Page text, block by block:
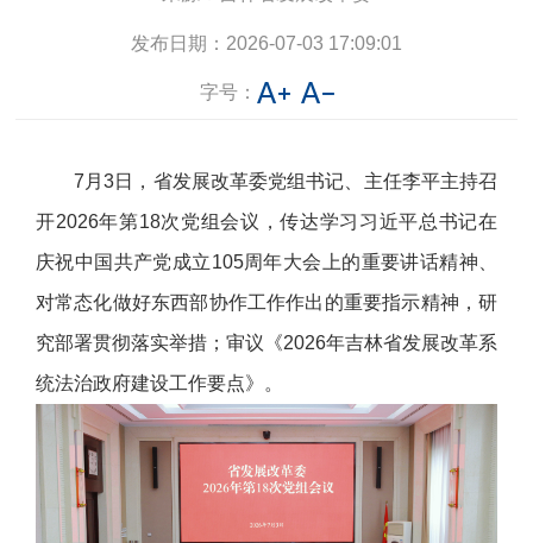
发布日期： 2026-07-03 17:09:01
字号：
7月3日，省发展改革委党组书记、主任李平主持召
开2026年第18次党组会议，传达学习习近平总书记在
庆祝中国共产党成立105周年大会上的重要讲话精神、
对常态化做好东西部协作工作作出的重要指示精神，研
究部署贯彻落实举措；审议《2026年吉林省发展改革系
统法治政府建设工作要点》。